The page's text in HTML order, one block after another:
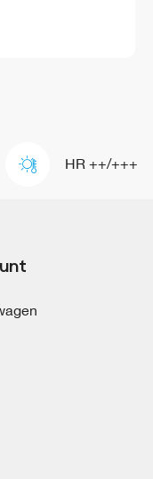
HR ++/+++